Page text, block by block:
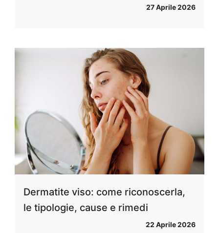
27 Aprile 2026
Dermatite viso: come riconoscerla,
le tipologie, cause e rimedi
22 Aprile 2026